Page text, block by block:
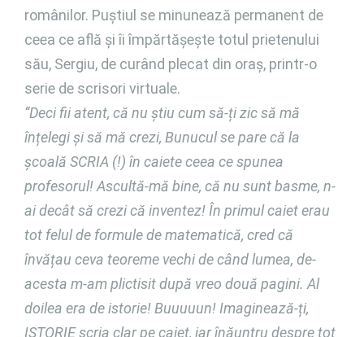
românilor. Puștiul se minunează permanent de
ceea ce află și îi împărtășește totul prietenului
său, Sergiu, de curând plecat din oraș, printr-o
serie de scrisori virtuale.
“Deci fii atent, că nu știu cum să-ți zic să mă
înțelegi și să mă crezi, Bunucul se pare că la
școală SCRIA (!) în caiete ceea ce spunea
profesorul! Ascultă-mă bine, că nu sunt basme, n-
ai decât să crezi că inventez! În primul caiet erau
tot felul de formule de matematică, cred că
învățau ceva teoreme vechi de când lumea, de-
acesta m-am plictisit după vreo două pagini. Al
doilea era de istorie! Buuuuun! Imaginează-ți,
ISTORIE scria clar pe caiet, iar înăuntru despre tot